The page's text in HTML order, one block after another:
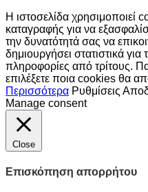
Η ιστοσελίδα χρησιμοποιεί
καταγραφής για να
την δυνατότητά σας να
δημιουργήσει στατιστικά
πληροφορίες από τρίτους.
επιλέξετε ποια cookies θα
Περισσότερα Ρυθμίσεις
Manage consent
Close
Επισκόπηση απορρήτου